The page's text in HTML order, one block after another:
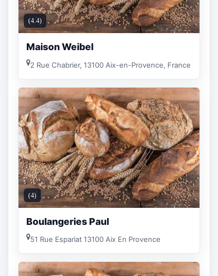
(4.4)
Maison Weibel
2 Rue Chabrier, 13100 Aix-en-Provence, France
(4)
Boulangeries Paul
51 Rue Espariat 13100 Aix En Provence